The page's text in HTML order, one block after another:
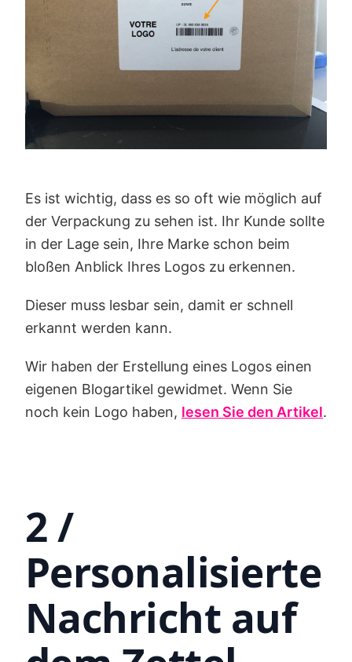
Es ist wichtig, dass es so oft wie möglich auf
der Verpackung zu sehen ist. Ihr Kunde sollte
in der Lage sein, Ihre Marke schon beim
bloßen Anblick Ihres Logos zu erkennen.
Dieser muss lesbar sein, damit er schnell
erkannt werden kann.
Wir haben der Erstellung eines Logos einen
eigenen Blogartikel gewidmet. Wenn Sie
noch kein Logo haben, lesen Sie den Artikel.
2 /
Personalisierte
Nachricht auf